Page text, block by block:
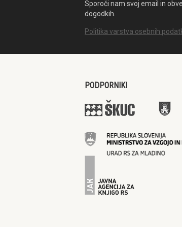
Sporoči nam svoj email in
dogodkih.
Politika varstva osebnih
PODPORNIKI